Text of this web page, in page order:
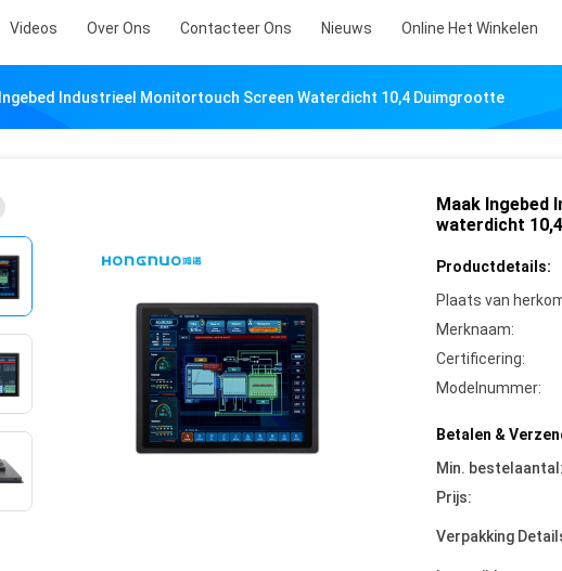
Videos Over Ons Contacteer Ons Nieuws Online Het Winkelen
Industrieel Monitortouch Screen Waterdicht 10,4 Duimgrootte
Maak Ingebed
waterdicht
Productdetails:
Plaats van
Merknaam:
Certificering:
Modelnummer:
Betalen &
Min. bestelaantal:
Prijs:
Verpakking